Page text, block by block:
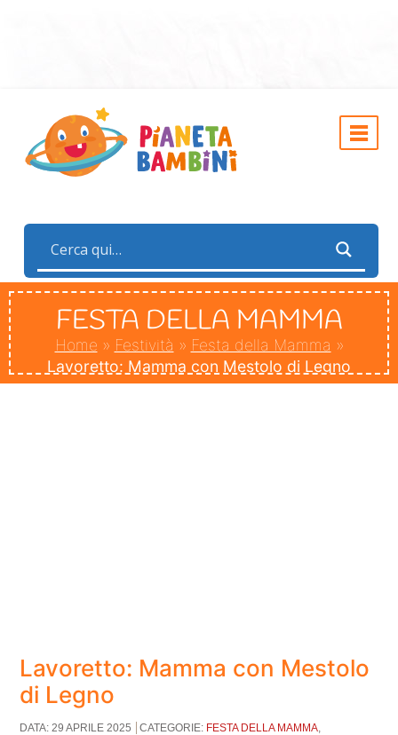
FESTA DELLA MAMMA
Home » Festività » Festa della Mamma »
Lavoretto: Mamma con Mestolo di Legno
Lavoretto: Mamma con Mestolo
di Legno
DATA: 29 APRILE 2025 CATEGORIE: FESTA DELLA MAMMA,